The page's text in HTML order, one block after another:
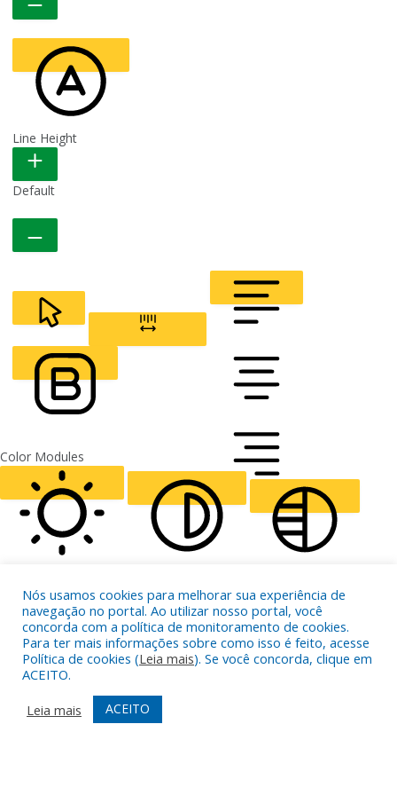
READABLE FONT
Line Height
Default
CURSOR
ALIGN TEXT
FONT WEIGHT
Color Modules
LIGHT CONTRAST HIGH CONTRAST MONOCHROME
READING MASK
Nós usamos cookies para melhorar sua experiência de
navegação no portal. Ao utilizar nosso portal, você
concorda com a política de monitoramento de cookies.
Para ter mais informações sobre como isso é feito, acesse
Política de cookies (Leia mais). Se você concorda, clique em
ACEITO.
Leia mais
ACEITO